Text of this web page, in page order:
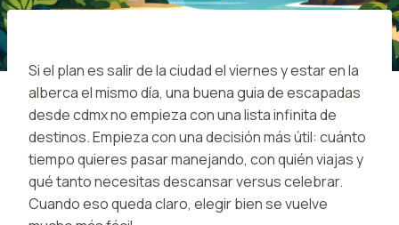
Si el plan es salir de la ciudad el viernes y estar en la
alberca el mismo día, una buena guia de escapadas
desde cdmx no empieza con una lista infinita de
destinos. Empieza con una decisión más útil: cuánto
tiempo quieres pasar manejando, con quién viajas y
qué tanto necesitas descansar versus celebrar.
Cuando eso queda claro, elegir bien se vuelve